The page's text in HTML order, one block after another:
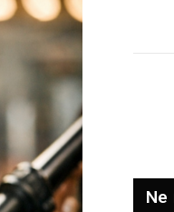
Ne